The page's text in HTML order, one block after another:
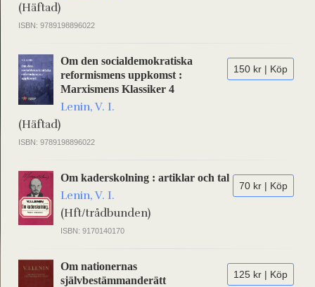
(Häftad)
ISBN: 9789198896022
150 kr | Köp
Om den socialdemokratiska
reformismens uppkomst :
Marxismens Klassiker 4
Lenin, V. I.
(Häftad)
ISBN: 9789198896022
70 kr | Köp
Om kaderskolning : artiklar och tal
Lenin, V. I.
(Hft/trådbunden)
ISBN: 9170140170
125 kr | Köp
Om nationernas
självbestämmanderätt